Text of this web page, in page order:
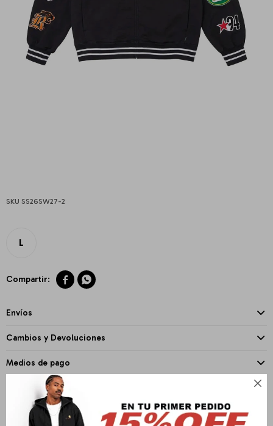

SS26SW27-2
L
 
Envíos
Cambios y Devoluciones
Medios de pago